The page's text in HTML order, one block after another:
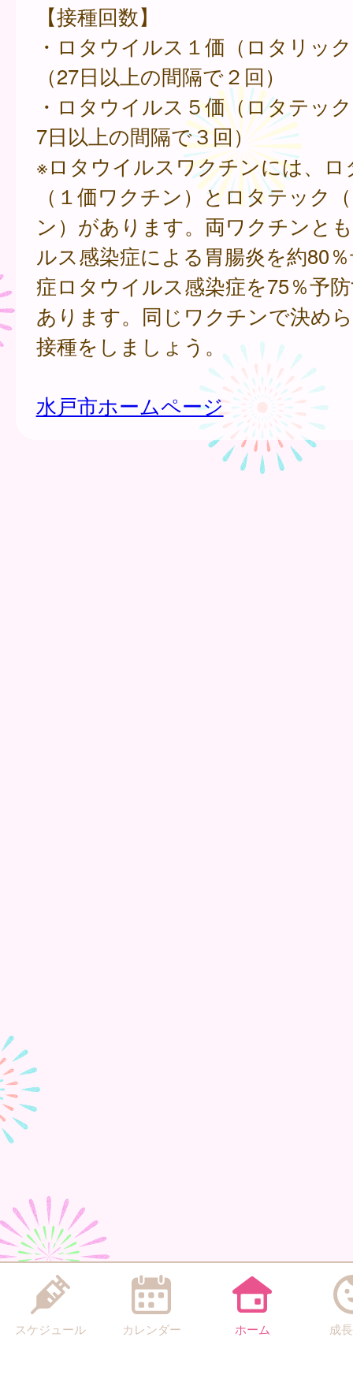
【接種回数】
・ロタウイルス１価（ロタリッ
（27日以上の間隔で２回）
・ロタウイルス５価（ロタテッ
7日以上の間隔で３回）
※ロタウイルスワクチンには、ロ
（１価ワクチン）とロタテック
ン）があります。両ワクチンと
ルス感染症による胃腸炎を約80
症ロタウイルス感染症を75％予
あります。同じワクチンで決め
接種をしましょう。
水戸市ホームページ
スケジュール カレンダー ホーム 成